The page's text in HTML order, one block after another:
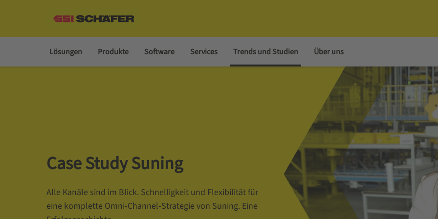
Lösungen Produkte Software Services Trends und Studien Über uns
Case Study Suning
Alle Kanäle sind im Blick. Schnelligkeit und Flexibilität für
eine komplette Omni-Channel-Strategie von Suning. Eine